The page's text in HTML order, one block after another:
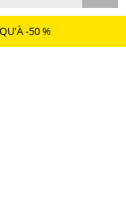
-50 %